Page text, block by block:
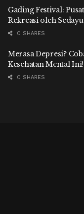
Gading Festival:
Rekreasi oleh
0 SHARES
Merasa Depresi?
Kesehatan Mental Ini!
0 SHARES